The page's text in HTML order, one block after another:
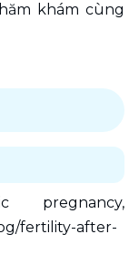
khám cùng
fertility-after-